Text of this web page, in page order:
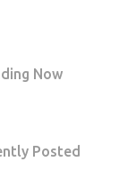
Now
Posted